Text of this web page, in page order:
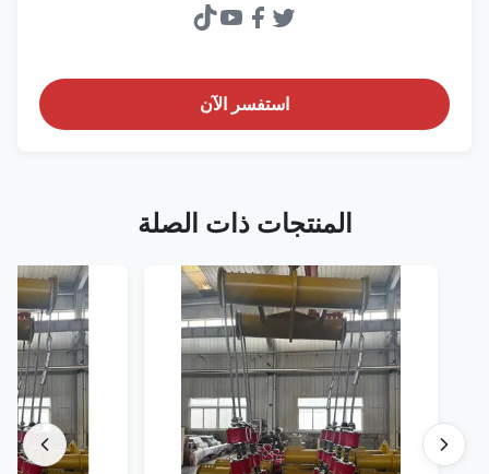
استفسر الآن
المنتجات ذات الصلة